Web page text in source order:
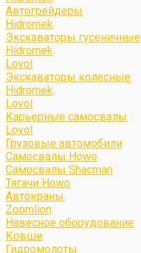
Автогрейдеры
Hidromek
Экскаваторы гусеничные
Hidromek
Lovol
Экскаваторы колесные
Hidromek
Lovol
Карьерные самосвалы
Lovol
Грузовые автомобили
Самосвалы Howo
Самосвалы Shacman
Тягачи Howo
Автокраны
Zoomlion
Навесное оборудование
Ковши
Гидромолоты